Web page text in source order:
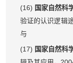
(16) 国家自然科
验证的认识逻辑途
与
(17) 国家自然科